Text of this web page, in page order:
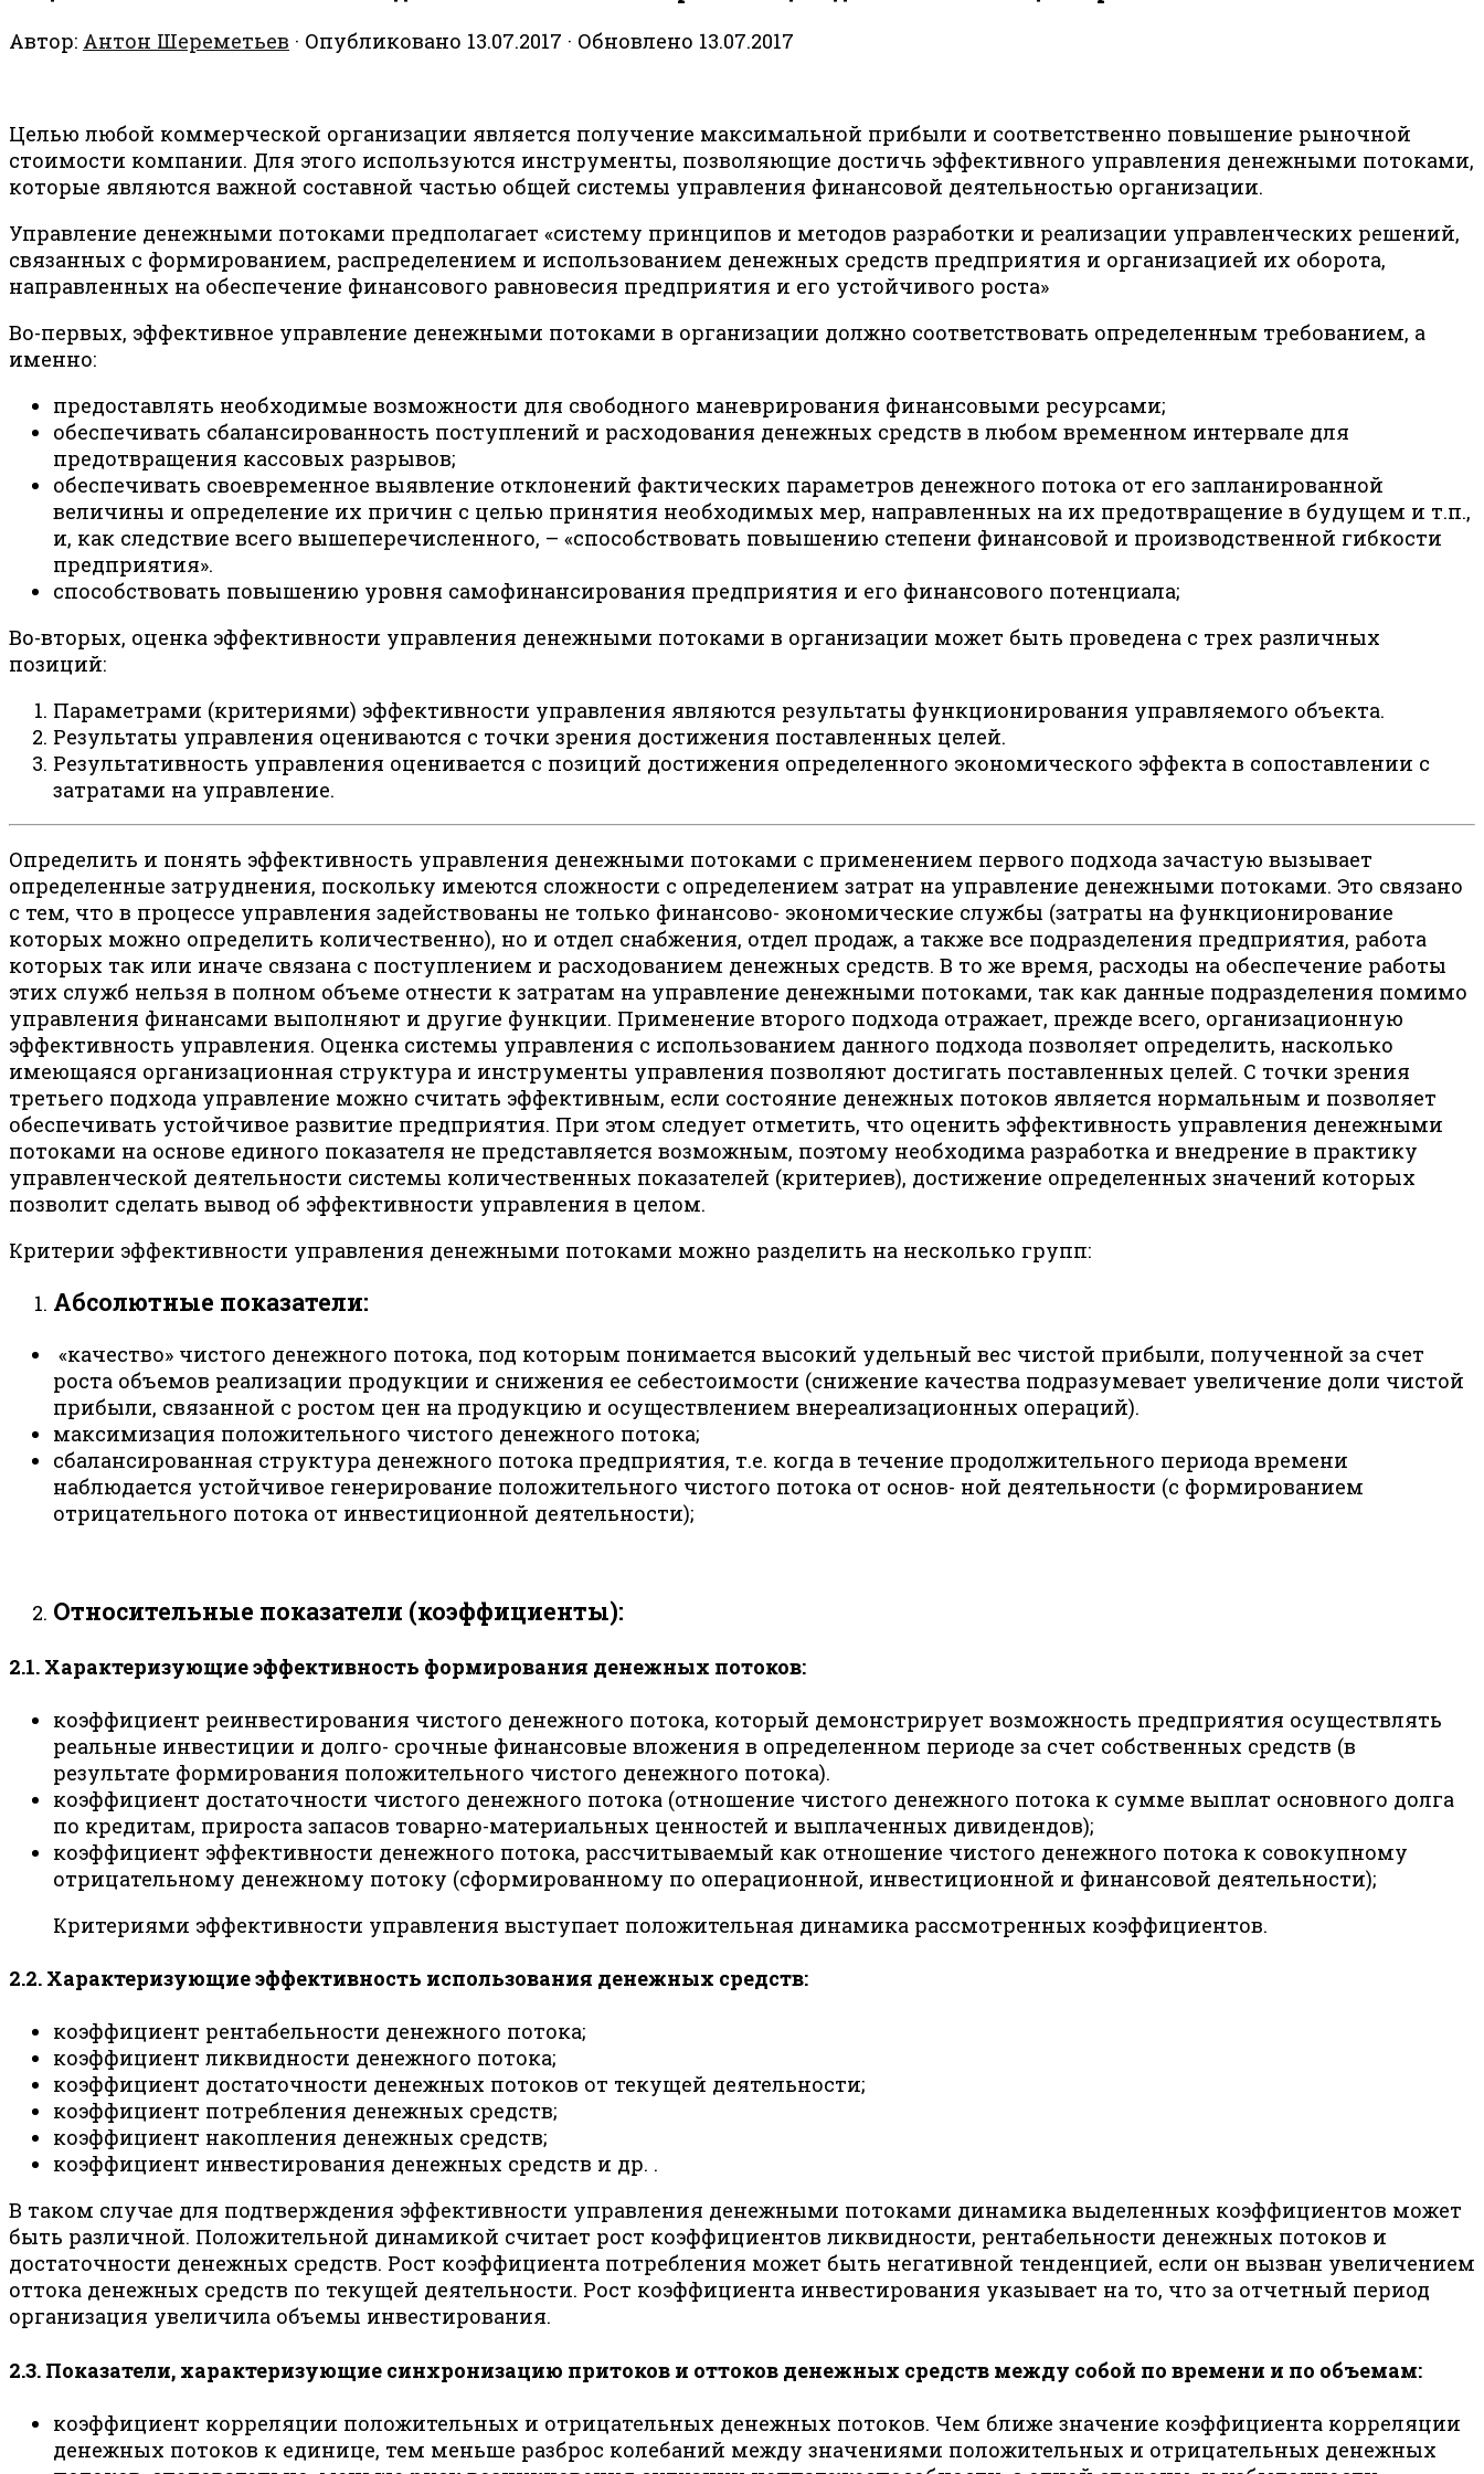
Автор: Антон Шереметьев · Опубликовано 13.07.2017 · Обновлено 13.07.2017
Целью любой коммерческой организации является получение максимальной прибыли и соответственно повышение рыночной
стоимости компании. Для этого используются инструменты, позволяющие достичь эффективного управления денежными потоками,
которые являются важной составной частью общей системы управления финансовой деятельностью организации.
Управление денежными потоками предполагает «систему принципов и методов разработки и реализации управленческих решений,
связанных с формированием, распределением и использованием денежных средств предприятия и организацией их оборота,
направленных на обеспечение финансового равновесия предприятия и его устойчивого роста»
Во-первых, эффективное управление денежными потоками в организации должно соответствовать определенным требованием, а
именно:
предоставлять необходимые возможности для свободного маневрирования финансовыми ресурсами;
обеспечивать сбалансированность поступлений и расходования денежных средств в любом временном интервале для
предотвращения кассовых разрывов;
обеспечивать своевременное выявление отклонений фактических параметров денежного потока от его запланированной
величины и определение их причин с целью принятия необходимых мер, направленных на их предотвращение в будущем и т.п.,
и, как следствие всего вышеперечисленного, – «способствовать повышению степени финансовой и производственной гибкости
предприятия».
способствовать повышению уровня самофинансирования предприятия и его финансового потенциала;
Во-вторых, оценка эффективности управления денежными потоками в организации может быть проведена с трех различных
позиций:
Параметрами (критериями) эффективности управления являются результаты функционирования управляемого объекта.
Результаты управления оцениваются с точки зрения достижения поставленных целей.
Результативность управления оценивается с позиций достижения определенного экономического эффекта в сопоставлении с
затратами на управление.
Определить и понять эффективность управления денежными потоками с применением первого подхода зачастую вызывает
определенные затруднения, поскольку имеются сложности с определением затрат на управление денежными потоками. Это связано
с тем, что в процессе управления задействованы не только финансово- экономические службы (затраты на функционирование
которых можно определить количественно), но и отдел снабжения, отдел продаж, а также все подразделения предприятия, работа
которых так или иначе связана с поступлением и расходованием денежных средств. В то же время, расходы на обеспечение работы
этих служб нельзя в полном объеме отнести к затратам на управление денежными потоками, так как данные подразделения помимо
управления финансами выполняют и другие функции. Применение второго подхода отражает, прежде всего, организационную
эффективность управления. Оценка системы управления с использованием данного подхода позволяет определить, насколько
имеющаяся организационная структура и инструменты управления позволяют достигать поставленных целей. С точки зрения
третьего подхода управление можно считать эффективным, если состояние денежных потоков является нормальным и позволяет
обеспечивать устойчивое развитие предприятия. При этом следует отметить, что оценить эффективность управления денежными
потоками на основе единого показателя не представляется возможным, поэтому необходима разработка и внедрение в практику
управленческой деятельности системы количественных показателей (критериев), достижение определенных значений которых
позволит сделать вывод об эффективности управления в целом.
Критерии эффективности управления денежными потоками можно разделить на несколько групп:
Абсолютные показатели:
«качество» чистого денежного потока, под которым понимается высокий удельный вес чистой прибыли, полученной за счет
роста объемов реализации продукции и снижения ее себестоимости (снижение качества подразумевает увеличение доли чистой
прибыли, связанной с ростом цен на продукцию и осуществлением внереализационных операций).
максимизация положительного чистого денежного потока;
сбалансированная структура денежного потока предприятия, т.е. когда в течение продолжительного периода времени
наблюдается устойчивое генерирование положительного чистого потока от основ- ной деятельности (с формированием
отрицательного потока от инвестиционной деятельности);
Относительные показатели (коэффициенты):
2.1. Характеризующие эффективность формирования денежных потоков:
коэффициент реинвестирования чистого денежного потока, который демонстрирует возможность предприятия осуществлять
реальные инвестиции и долго- срочные финансовые вложения в определенном периоде за счет собственных средств (в
результате формирования положительного чистого денежного потока).
коэффициент достаточности чистого денежного потока (отношение чистого денежного потока к сумме выплат основного долга
по кредитам, прироста запасов товарно-материальных ценностей и выплаченных дивидендов);
коэффициент эффективности денежного потока, рассчитываемый как отношение чистого денежного потока к совокупному
отрицательному денежному потоку (сформированному по операционной, инвестиционной и финансовой деятельности);
Критериями эффективности управления выступает положительная динамика рассмотренных коэффициентов.
2.2. Характеризующие эффективность использования денежных средств:
коэффициент рентабельности денежного потока;
коэффициент ликвидности денежного потока;
коэффициент достаточности денежных потоков от текущей деятельности;
коэффициент потребления денежных средств;
коэффициент накопления денежных средств;
коэффициент инвестирования денежных средств и др. .
В таком случае для подтверждения эффективности управления денежными потоками динамика выделенных коэффициентов может
быть различной. Положительной динамикой считает рост коэффициентов ликвидности, рентабельности денежных потоков и
достаточности денежных средств. Рост коэффициента потребления может быть негативной тенденцией, если он вызван увеличением
оттока денежных средств по текущей деятельности. Рост коэффициента инвестирования указывает на то, что за отчетный период
организация увеличила объемы инвестирования.
2.3. Показатели, характеризующие синхронизацию притоков и оттоков денежных средств между собой по времени и по объемам:
коэффициент корреляции положительных и отрицательных денежных потоков. Чем ближе значение коэффициента корреляции
денежных потоков к единице, тем меньше разброс колебаний между значениями положительных и отрицательных денежных